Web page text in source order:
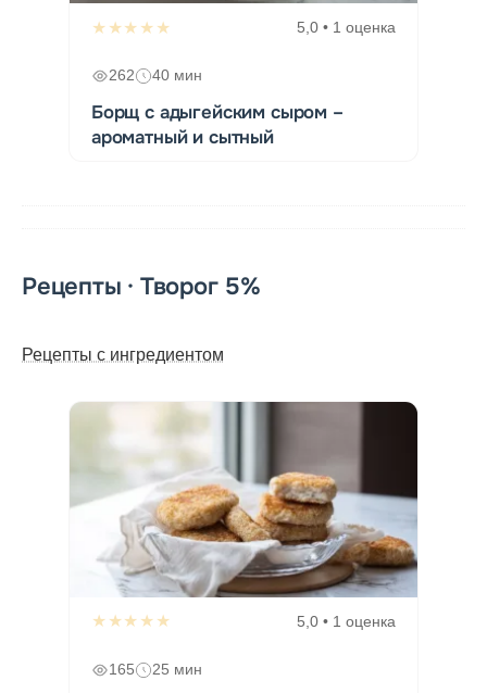
★★★★★ 5,0 • 1 оценка
262 40 мин
Борщ с адыгейским сыром –
ароматный и сытный
Рецепты · Творог 5%
Рецепты с ингредиентом
★★★★★ 5,0 • 1 оценка
165 25 мин